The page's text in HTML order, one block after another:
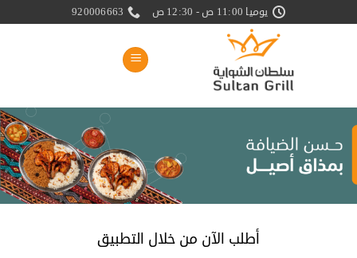
للمحتوى
يوميا 11:00 ص - 12:30 ص 920006663
أطلب الآن من خلال التطبيق